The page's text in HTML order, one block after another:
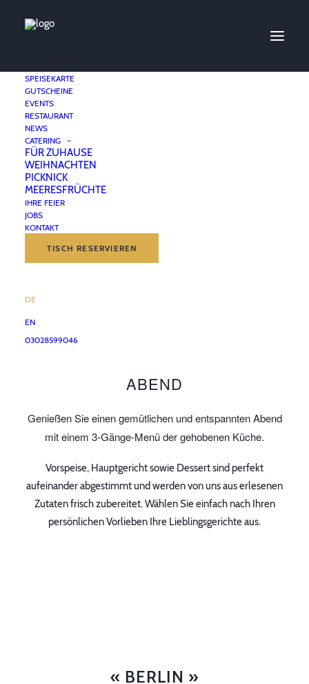
SPEISEKARTE
GUTSCHEINE
EVENTS
RESTAURANT
NEWS
CATERING
FÜR ZUHAUSE
WEIHNACHTEN
PICKNICK
MEERESFRÜCHTE
IHRE FEIER
JOBS
KONTAKT
TISCH RESERVIEREN
DE
EN
03028599046
Menu à trois Plats
Zeit zum Genießen
ABEND
Genießen Sie einen gemütlichen und entspannten Abend
mit einem 3-Gänge-Menü der gehobenen Küche.
Vorspeise, Hauptgericht sowie Dessert sind perfekt
aufeinander abgestimmt und werden von uns aus erlesenen
Zutaten frisch zubereitet. Wählen Sie einfach nach Ihren
persönlichen Vorlieben Ihre Lieblingsgerichte aus.
« BERLIN »